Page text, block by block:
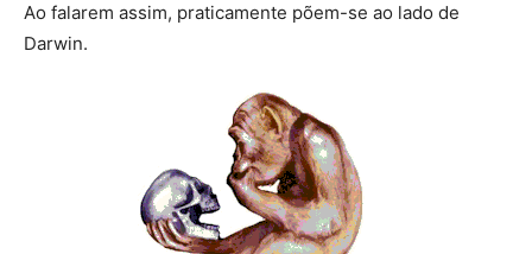
Ao falarem assim, praticamente põem-se ao lado de
Darwin.